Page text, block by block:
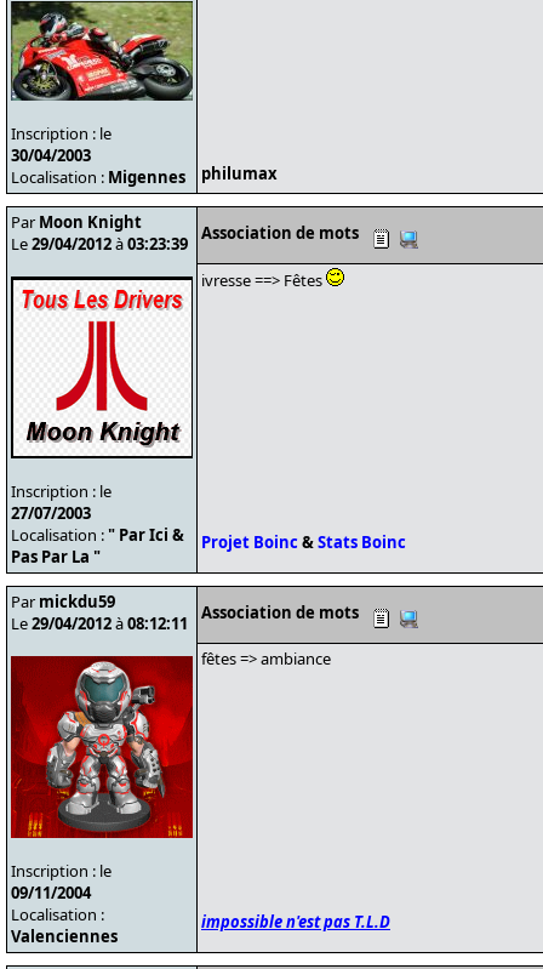
Inscription : le
30/04/2003
Localisation : Migennes philumax
Par Moon Knight
Le29/04/2012à03:23:39
Inscription : le
27/07/2003
Localisation :" Par Ici &
Pas Par La "
Association de mots
ivresse ==> Fêtes
Projet Boinc&Stats Boinc
Par mickdu59
Le29/04/2012à08:12:11
Inscription : le
09/11/2004
Localisation :
Valenciennes
Association de mots
fêtes => ambiance
impossible n'est pas T.L.D